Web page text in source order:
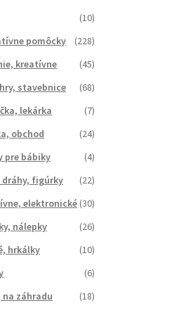
(10)
pomôcky
(228)
kreatívne
(45)
stavebnice
(68)
lekárka
(7)
obchod
(24)
pre bábiky
(4)
figúrky
(22)
elektronické (30)
nálepky
(26)
hrkálky
(10)
(6)
na záhradu
(18)